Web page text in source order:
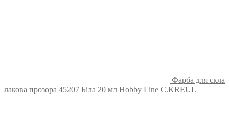
Фарба для скла
лакова прозора 45207 Біла 20 мл Hobby Line C.KREUL